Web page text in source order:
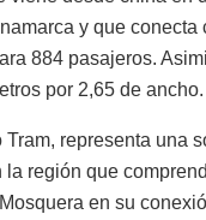
y que conecta
884 pasajeros.
por 2,65 de ancho.
representa una
región que
en su